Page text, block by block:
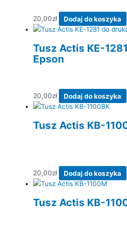
20,00zł Dodaj do koszyka
Tusz Actis KE-
Epson
20,00zł Dodaj do koszyka
Tusz Actis KB-
20,00zł Dodaj do koszyka
Tusz Actis KB-